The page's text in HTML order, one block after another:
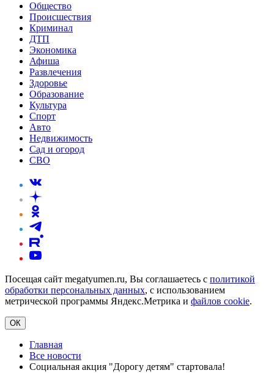
Общество
Происшествия
Криминал
ДТП
Экономика
Афиша
Развлечения
Здоровье
Образование
Культура
Спорт
Авто
Недвижимость
Сад и огород
СВО
Посещая сайт megatyumen.ru, Вы соглашаетесь с политикой
обработки персональных данных, с использованием
метрической программы Яндекс.Метрика и файлов cookie.
ОК
Главная
Все новости
Социальная акция "Дорогу детям" стартовала!